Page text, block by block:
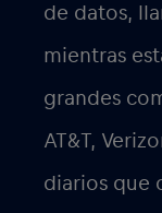
de datos,
mientras
grandes
AT&T,
diarios que